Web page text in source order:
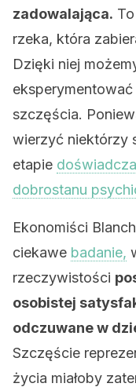
zadowalająca.
rzeka, która
Dzięki niej
szczęścia.
wierzyć niektórzy
etapie
dobrostanu
Ekonomiści
ciekawe badanie,
rzeczywistości
osobistej
odczuwane w
Szczęście
życia miałoby